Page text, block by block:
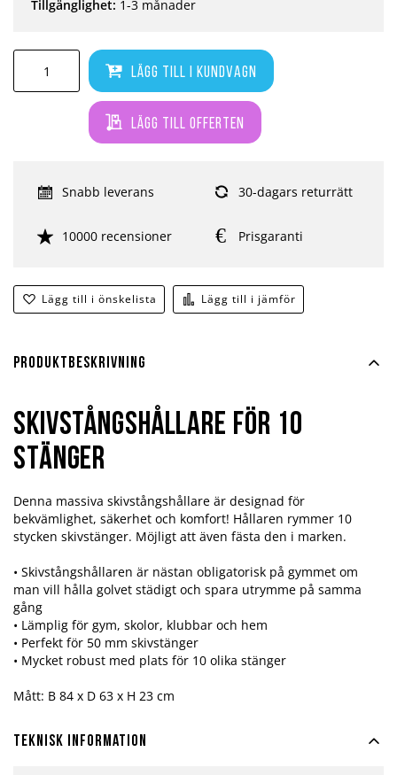
Lägg till i kundvagn
Lägg till offerten
Lägg till i önskelista Lägg till i jämför
Tillgänglighet: 1-3 månader
Snabb leverans 30-dagars returrätt
10000 recensioner Prisgaranti
Produktbeskrivning
Skivstångshållare för 10
stänger
Denna massiva skivstångshållare är designad för
bekvämlighet, säkerhet och komfort! Hållaren rymmer 10
stycken skivstänger. Möjligt att även fästa den i marken.
• Skivstångshållaren är nästan obligatorisk på gymmet om
man vill hålla golvet städigt och spara utrymme på samma
gång
• Lämplig för gym, skolor, klubbar och hem
• Perfekt för 50 mm skivstänger
• Mycket robust med plats för 10 olika stänger
Mått: B 84 x D 63 x H 23 cm
Teknisk information